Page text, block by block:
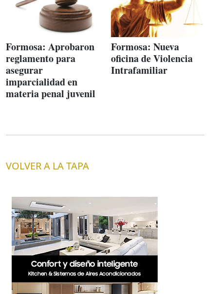
Formosa: Aprobaron
reglamento para
asegurar
imparcialidad en
materia penal juvenil
Formosa: Nueva
oficina de Violencia
Intrafamiliar
VOLVER A LA TAPA